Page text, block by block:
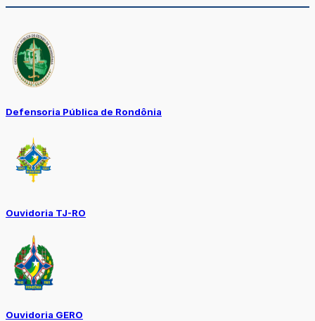
Defensoria Pública de Rondônia
Ouvidoria TJ-RO
Ouvidoria GERO